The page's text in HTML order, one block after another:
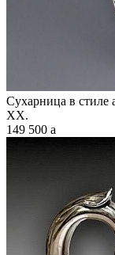
Сухарница в
XX.
149 500 a